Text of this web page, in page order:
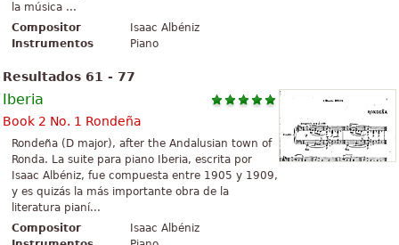
la música ...
Compositor
Isaac Albéniz
Instrumentos
Piano
Resultados 61 - 77
Iberia
Book 2 No. 1 Rondeña
Rondeña (D major), after the Andalusian town of
Ronda. La suite para piano Iberia, escrita por
Isaac Albéniz, fue compuesta entre 1905 y 1909,
y es quizás la más importante obra de la
literatura pianí...
Compositor
Isaac Albéniz